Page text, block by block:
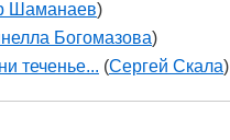
Шаманаев)
Богомазова)
теченье... (Сергей Скала)